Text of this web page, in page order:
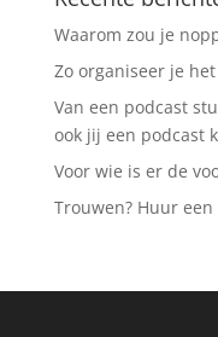
Waarom zou je
Zo organiseer je
Van een podcast
ook jij een podcast
Voor wie is er de
Trouwen? Huur